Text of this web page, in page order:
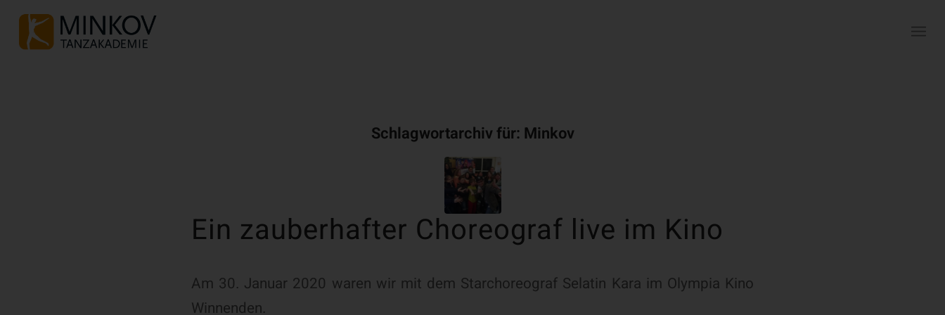
Schlagwortarchiv für: Minkov
Ein zauberhafter Choreograf live im Kino
Am 30. Januar 2020 waren wir mit dem Starchoreograf Selatin Kara im Olympia Kino
Winnenden.